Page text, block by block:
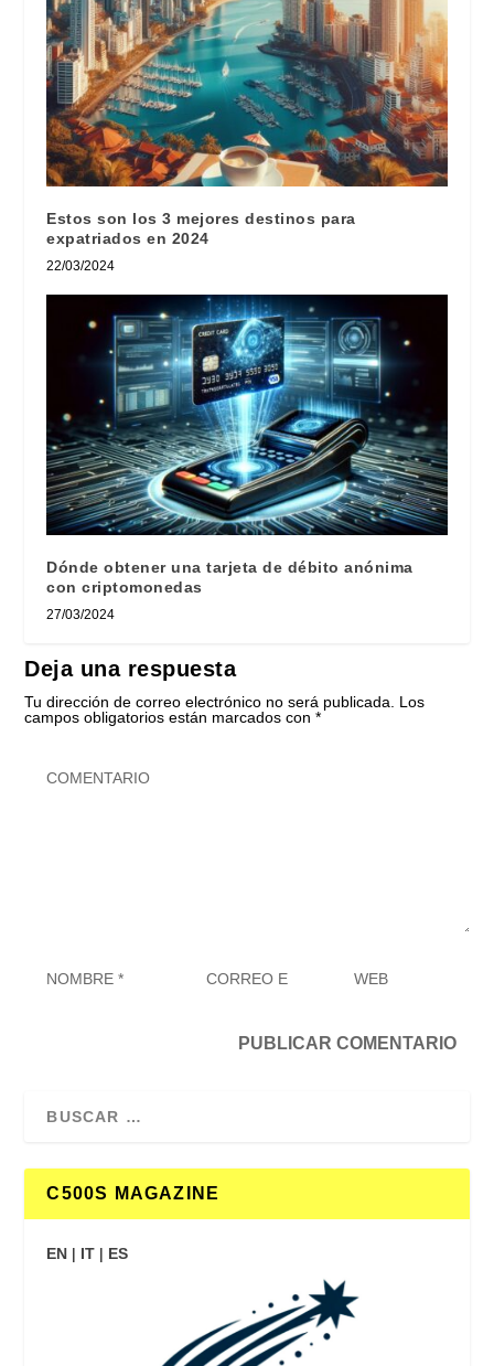
Estos son los 3 mejores destinos para
expatriados en 2024
22/03/2024
Dónde obtener una tarjeta de débito anónima
con criptomonedas
27/03/2024
Deja una respuesta
Tu dirección de correo electrónico no será publicada.
Los
campos obligatorios están marcados con*
C500S MAGAZINE
EN | IT | ES